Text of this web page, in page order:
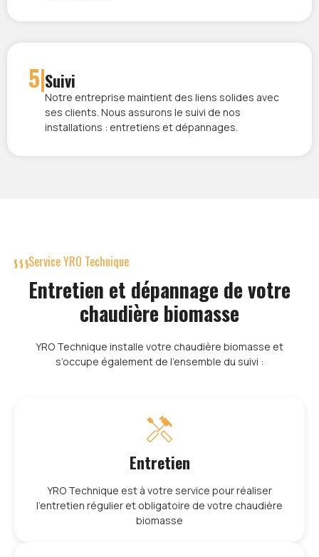
5|Suivi
Notre entreprise maintient des liens solides avec
ses clients. Nous assurons le suivi de nos
installations : entretiens et dépannages.
Service YRO Technique
Entretien et dépannage de votre
chaudière biomasse
YRO Technique installe votre chaudière biomasse et
s’occupe également de l’ensemble du suivi :
Entretien
YRO Technique est à votre service pour réaliser
l’entretien régulier et obligatoire de votre chaudière
biomasse